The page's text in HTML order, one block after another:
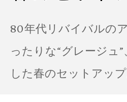
80年代リバイバルの
ったりな“グレージュ
した春のセットアップ